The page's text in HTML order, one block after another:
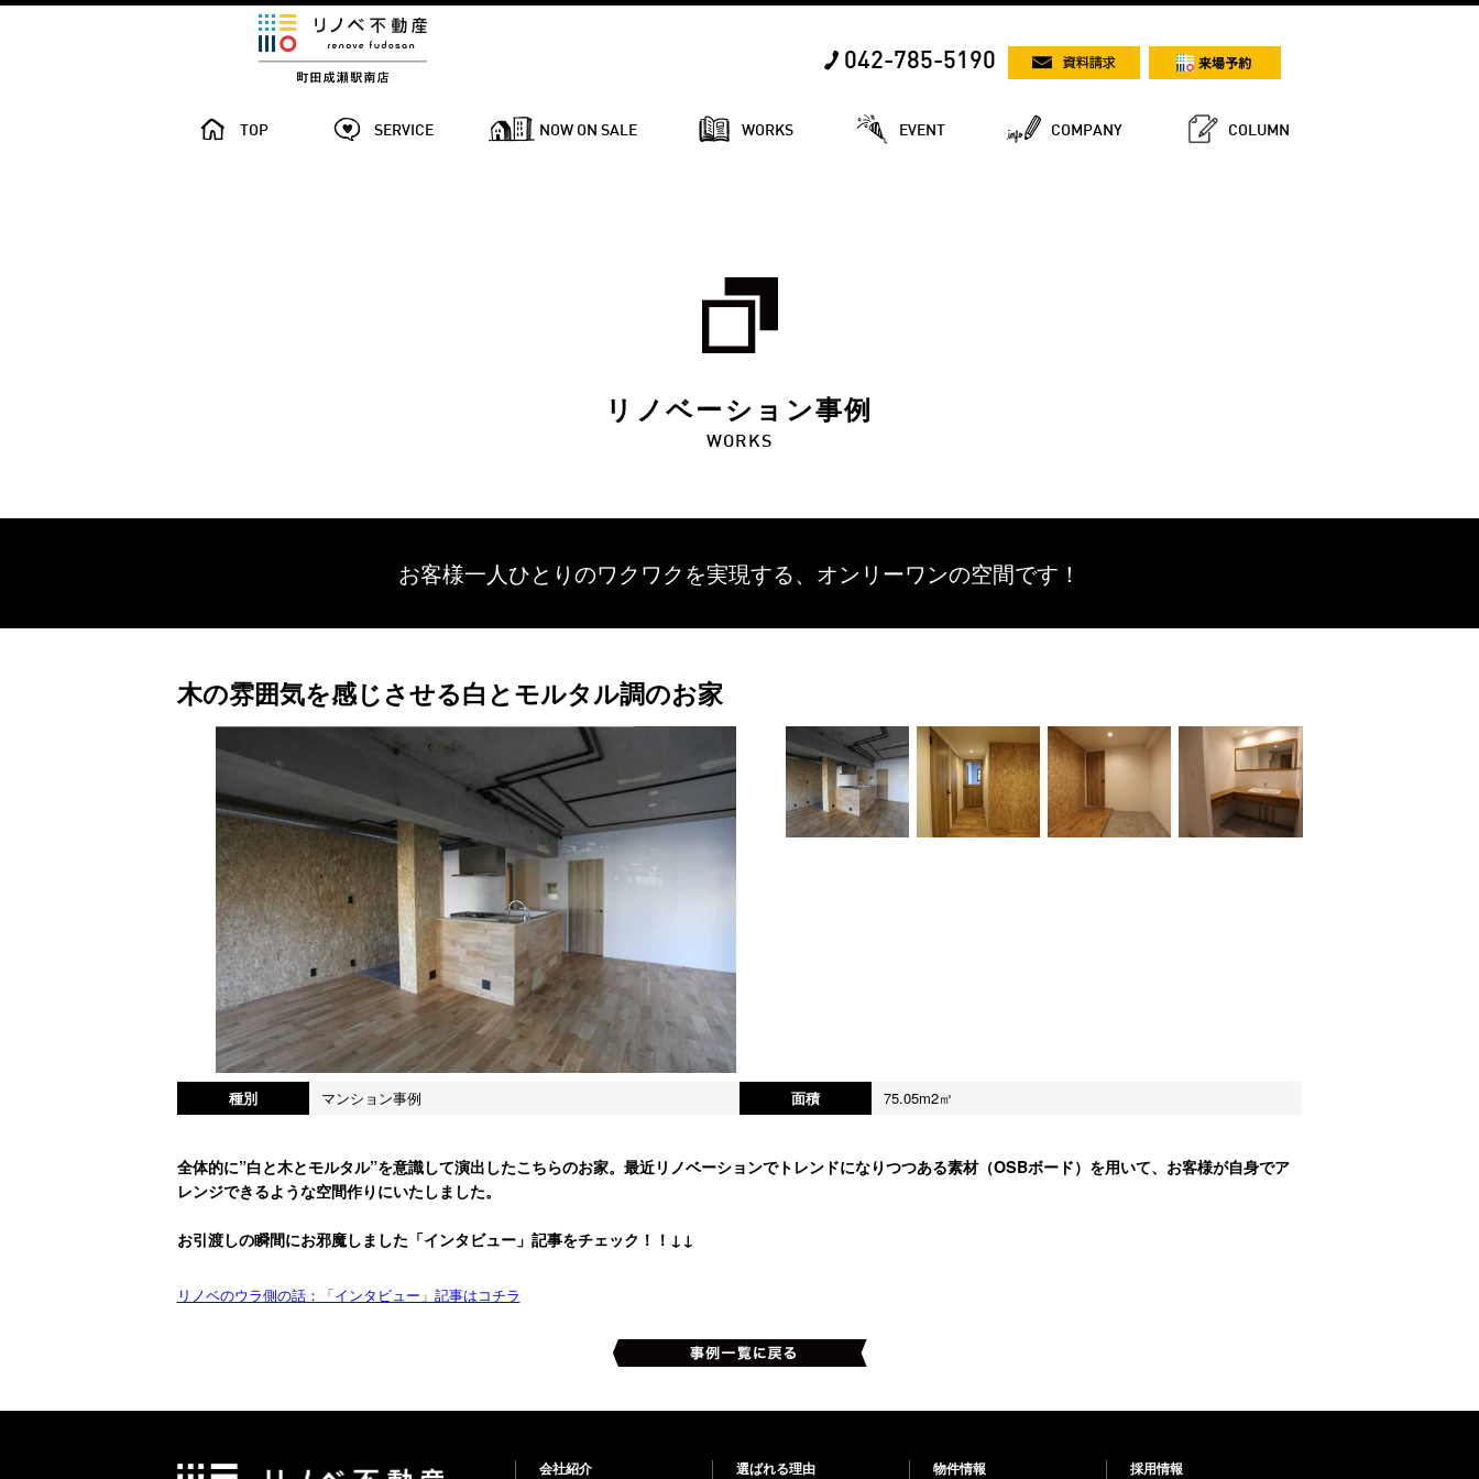
042-785-5190
TOP SERVICE NOW ON SALE WORKS EVENT COMPANY COLUMN
リノベーション事例
WORKS
お客様一人ひとりのワクワクを実現する、 オンリーワンの空間です！
木の雰囲気を感じさせる白とモルタル調のお家
種別 マンション事例 面積 75.05m2㎡
全体的に”白と木とモルタル”を意識して演出したこちらのお家。最近リノベーションでトレンドになりつつある素材（OSBボード）を用いて、お客様が自身でア
レンジできるような空間作りにいたしました。
お引渡しの瞬間にお邪魔しました「インタビュー」記事をチェック！！↓↓
リノベのウラ側の話：「インタビュー」記事はコチラ
会社紹介 選ばれる理由 物件情報 採用情報